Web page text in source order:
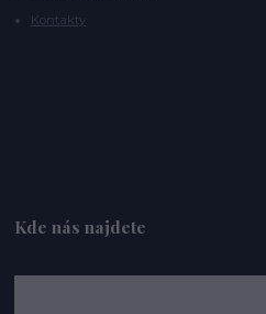
Kontakty
Kde nás najdete